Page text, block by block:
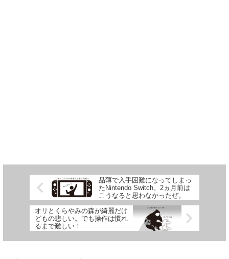
品薄で入手困難になってしまっ
たNintendo Switch。2ヵ月前は
こうなると思わなかったぜ。
オリとくらやみの森が綺麗だけ
どもの悲しい。でも操作は慣れ
るまで難しい！